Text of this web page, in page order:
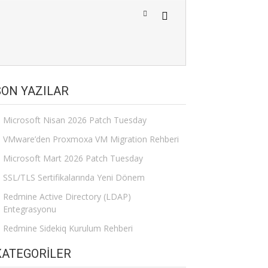
YAZILAR
Microsoft Nisan 2026 Patch Tuesday
VMware’den Proxmoxa VM Migration Rehberi
Microsoft Mart 2026 Patch Tuesday
SSL/TLS Sertifikalarında Yeni Dönem
Redmine Active Directory (LDAP)
Entegrasyonu
Redmine Sidekiq Kurulum Rehberi